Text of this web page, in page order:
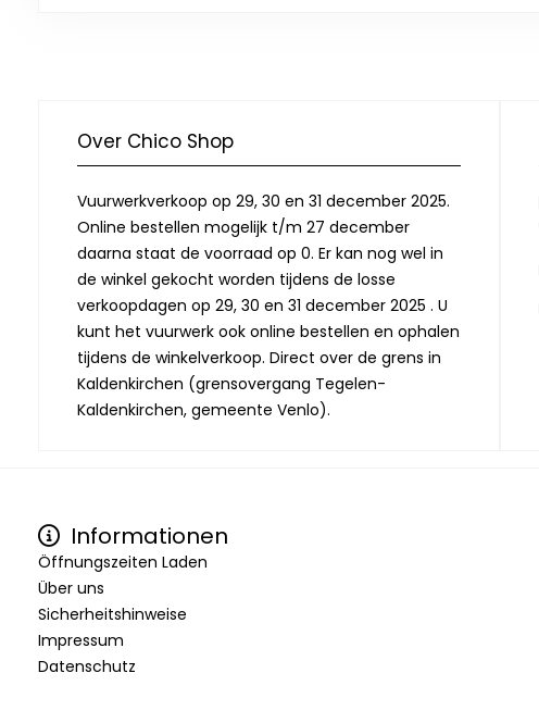
Over Chico Shop
Vuurwerkverkoop op 29, 30 en 31 december 2025.
Online bestellen mogelijk t/m 27 december
daarna staat de voorraad op 0. Er kan nog wel in
de winkel gekocht worden tijdens de losse
verkoopdagen op 29, 30 en 31 december 2025 . U
kunt het vuurwerk ook online bestellen en ophalen
tijdens de winkelverkoop. Direct over de grens in
Kaldenkirchen (grensovergang Tegelen-
Kaldenkirchen, gemeente Venlo).
Informationen
Öffnungszeiten Laden
Über uns
Sicherheitshinweise
Impressum
Datenschutz